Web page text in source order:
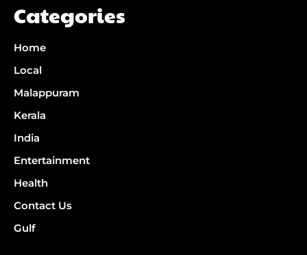
Categories
Home
Local
Malappuram
Kerala
India
Entertainment
Health
Contact Us
Gulf